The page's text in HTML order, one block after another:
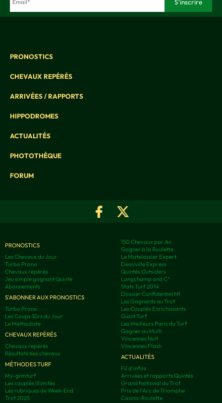
PRONOSTICS
CHEVAUX REPÉRÉS
ARRIVÉES / RAPPORTS
HIPPODROMES
ACTUALITÉS
PHOTOTHÈQUE
FORUM
PRONOSTICS
Les Chevaux du Jour
Turbo Prono
Chevaux repérés
Jeu simple gagnant Quinté
Abonnements
S'ABONNER AUX PRONOSTICS
Turbo Prono
Les Coups Sûrs du Jour
Le Méthodiste
CHEVAUX REPÉRÉS
Chevaux repérés
Résultats des chevaux
MÉTHODES TURF
My-grmturf
Les couplés illimités
Les rubriques de Week-End
Trot 2025
150 Chevaux par An
Gagner à la Roulette
Le Matelassier Expert
Deauville Express
Quintés Outsiders
Longchamp and C°
Stats Turf 2014
Dossier Confidentiel MI
Les Gagnants au Trot
Les Couplés Enrichissants
Giant Turf
Les Meilleurs Paris du Turf
Gagner au Multi
Vincennes Nuit
Vincennes Flash
ACTUALITÉS
Fil d'infos
Arrivées et rapports Quintés
Grand National du Trot
Prix de l'Arc de Triomphe
Casino-Roulette